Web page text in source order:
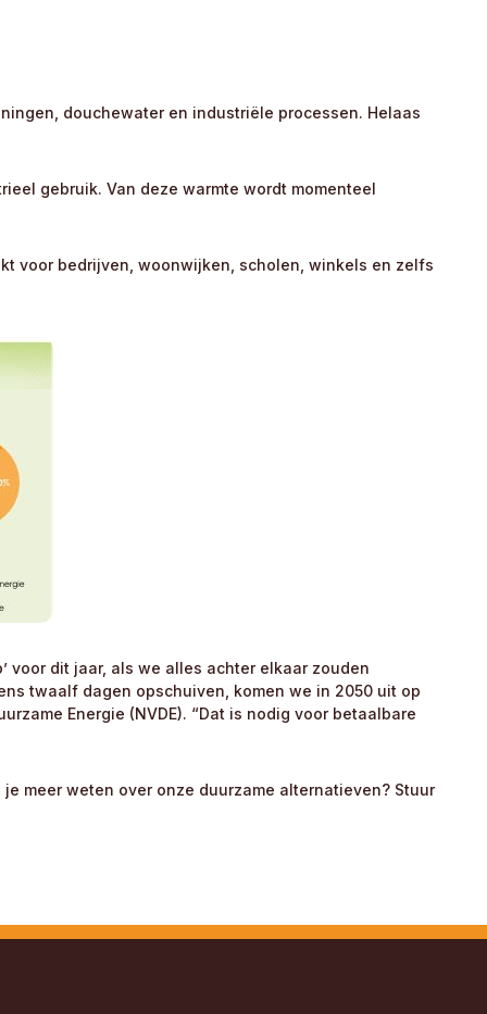
douchewater en industriële processen. Helaas
gebruik. Van deze warmte wordt momenteel
voor bedrijven, woonwijken, scholen, winkels en zelfs
voor dit jaar, als we alles achter elkaar zouden
twaalf dagen opschuiven, komen we in 2050 uit op
Energie (NVDE). “Dat is nodig voor betaalbare
meer weten over onze duurzame alternatieven? Stuur